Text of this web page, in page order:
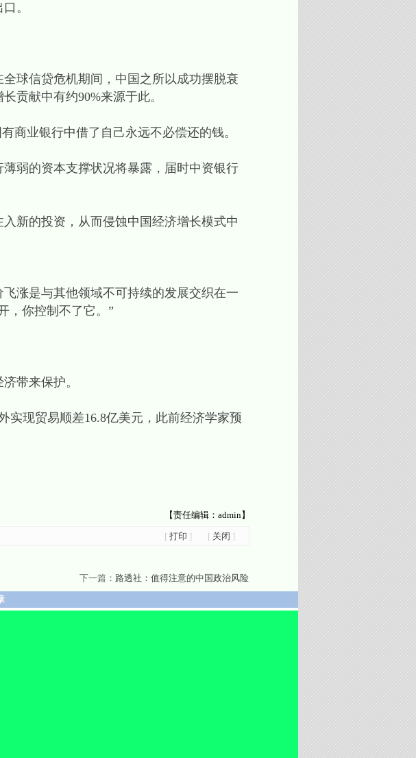
。
球信贷危机期间，中国之所以成功摆脱衰
贡献中有约90%来源于此。
商业银行中借了自己永远不必偿还的钱。
弱的资本支撑状况将暴露，届时中资银行
新的投资，从而侵蚀中国经济增长模式中
涨是与其他领域不可持续的发展交织在一
，你控制不了它。”
带来保护。
实现贸易顺差16.8亿美元，此前经济学家预
【责任编辑：admin】
[ 打印 ] [ 关闭 ]
下一篇： 路透社：值得注意的中国政治风险